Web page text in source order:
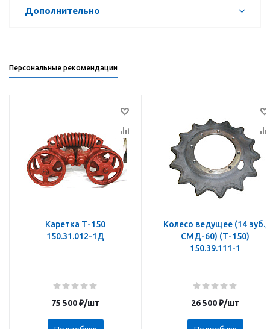
Дополнительно
Персональные рекомендации
Каретка Т-150
150.31.012-1Д
75 500₽/шт
Колесо ведущее (14 зуб.,
СМД-60) (Т-150)
150.39.111-1
26 500₽/шт